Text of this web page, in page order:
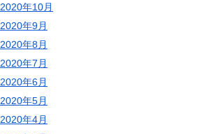
2020年10月
2020年9月
2020年8月
2020年7月
2020年6月
2020年5月
2020年4月